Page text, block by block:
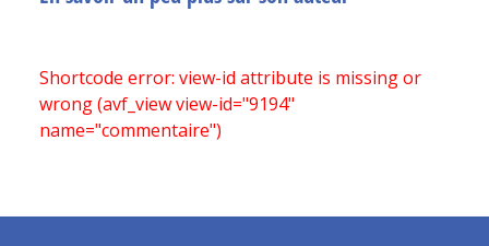
Shortcode error: view-id attribute is missing or
wrong (avf_view view-id="9194"
name="commentaire")